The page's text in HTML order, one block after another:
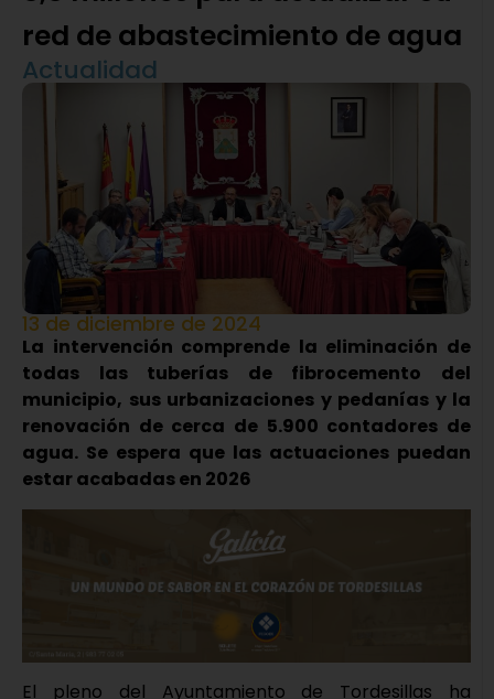
red de abastecimiento de agua
Actualidad
13 de diciembre de 2024
La intervención comprende la eliminación de
todas las tuberías de fibrocemento del
municipio, sus urbanizaciones y pedanías y la
renovación de cerca de 5.900 contadores de
agua. Se espera que las actuaciones puedan
estar acabadas en 2026
El pleno del Ayuntamiento de Tordesillas ha